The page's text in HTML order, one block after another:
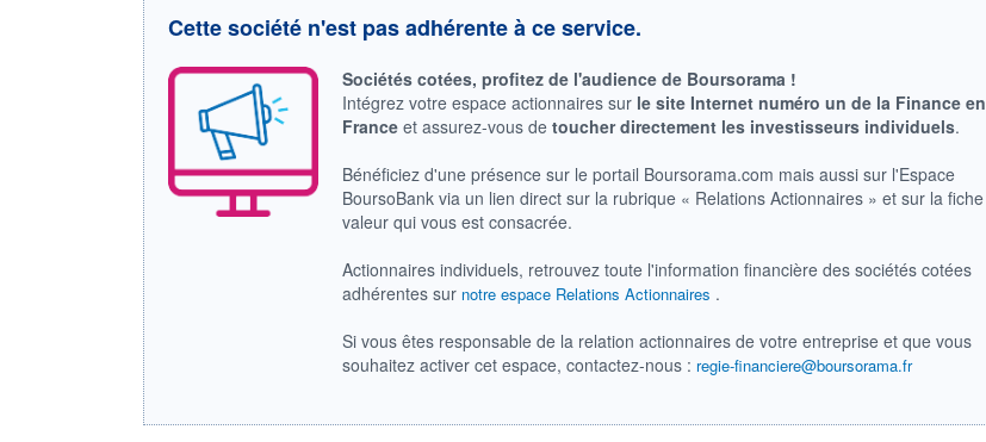
Cette société n'est pas adhérente à ce service.
Sociétés cotées, profitez de l'audience de Boursorama !
Intégrez votre espace actionnaires sur le site Internet numéro un de la Finance en
France et assurez-vous detoucher directement les investisseurs individuels.
Bénéficiez d'une présence sur le portail Boursorama.com mais aussi sur l'Espace
BoursoBank via un lien direct sur la rubrique « Relations Actionnaires » et sur la fiche
valeur qui vous est consacrée.
Actionnaires individuels, retrouvez toute l'information financière des sociétés cotées
adhérentes sur notre espace Relations Actionnaires .
Si vous êtes responsable de la relation actionnaires de votre entreprise et que vous
souhaitez activer cet espace, contactez-nous : regie-financiere@boursorama.fr